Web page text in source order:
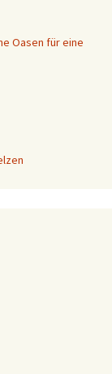
Oasen für eine